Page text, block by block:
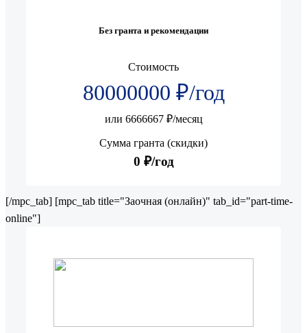
Без гранта и рекомендации
Стоимость
80000000 ₽/год
или 6666667 ₽/месяц
Сумма гранта (скидки)
0 ₽/год
[/mpc_tab] [mpc_tab title="Заочная (онлайн)" tab_id="part-time-
online"]